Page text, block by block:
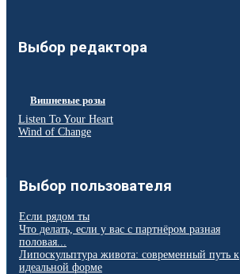
Выбор редактора
Вишневые розы
Listen To Your Heart
Wind of Change
Выбор пользователя
Если рядом ты
Что делать, если у вас с партнёром разная
половая...
Липоскульптура живота: современный путь к
идеальной форме